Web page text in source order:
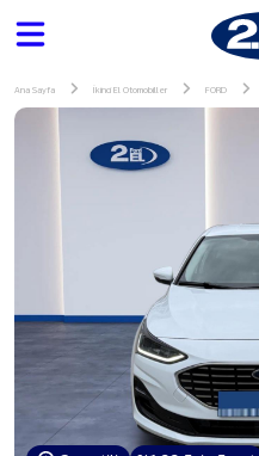
Ana Sayfa İkinci El Otomobiller FORD